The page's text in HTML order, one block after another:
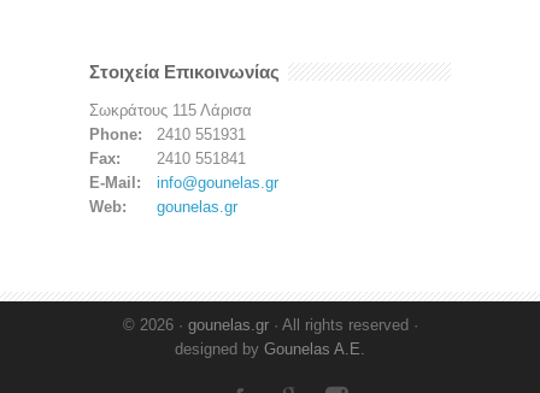
Στοιχεία Επικοινωνίας
Σωκράτους 115 Λάρισα
Phone:
2410 551931
Fax:
2410 551841
E-Mail:
info@gounelas.gr
Web:
gounelas.gr
© 2026 · gounelas.gr· All rights reserved ·
designed by Gounelas A.E.